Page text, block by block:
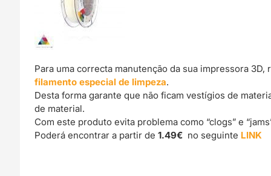
Para uma correcta manutenção da sua impressora
filamento especial de limpeza.
Desta forma garante que não ficam vestígios de
de material.
Com este produto evita problema como “clogs” e
Poderá encontrar a partir de1.49€ no seguinte LINK